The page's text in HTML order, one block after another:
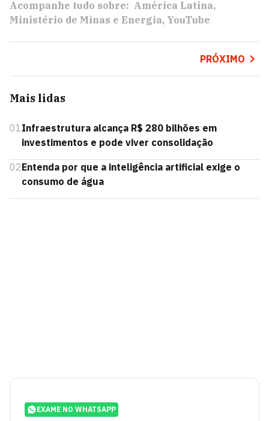
Acompanhe tudo sobre: América Latina
Ministério de Minas e Energia YouTube
PRÓXIMO
Mais lidas
01Infraestrutura alcança R$ 280 bilhões em
investimentos e pode viver consolidação
02Entenda por que a inteligência artificial exige o
consumo de água
EXAME NO WHATSAPP